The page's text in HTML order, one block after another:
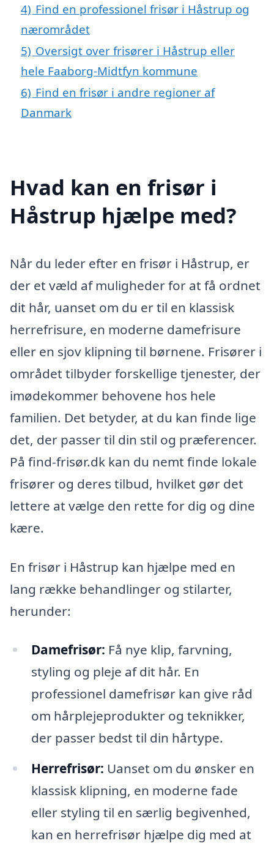
4) Find en professionel frisør i Håstrup og
nærområdet
5) Oversigt over frisører i Håstrup eller
hele Faaborg-Midtfyn kommune
6) Find en frisør i andre regioner af
Danmark
Hvad kan en frisør i
Håstrup hjælpe med?
Når du leder efter en frisør i Håstrup, er
der et væld af muligheder for at få ordnet
dit hår, uanset om du er til en klassisk
herrefrisure, en moderne damefrisure
eller en sjov klipning til børnene. Frisører i
området tilbyder forskellige tjenester, der
imødekommer behovene hos hele
familien. Det betyder, at du kan finde lige
det, der passer til din stil og præferencer.
På find-frisør.dk kan du nemt finde lokale
frisører og deres tilbud, hvilket gør det
lettere at vælge den rette for dig og dine
kære.
En frisør i Håstrup kan hjælpe med en
lang række behandlinger og stilarter,
herunder:
Damefrisør: Få nye klip, farvning,
styling og pleje af dit hår. En
professionel damefrisør kan give råd
om hårplejeprodukter og teknikker,
der passer bedst til din hårtype.
Herrefrisør: Uanset om du ønsker en
klassisk klipning, en moderne fade
eller styling til en særlig begivenhed,
kan en herrefrisør hjælpe dig med at